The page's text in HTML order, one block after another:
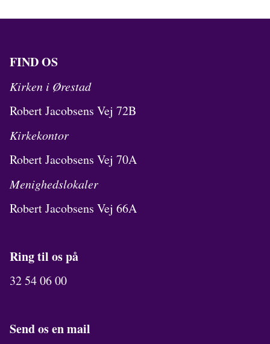
FIND OS
Kirken i Ørestad
Robert Jacobsens Vej 72B
Kirkekontor
Robert Jacobsens Vej 70A
Menighedslokaler
Robert Jacobsens Vej 66A
Ring til os på
32 54 06 00
Send os en mail